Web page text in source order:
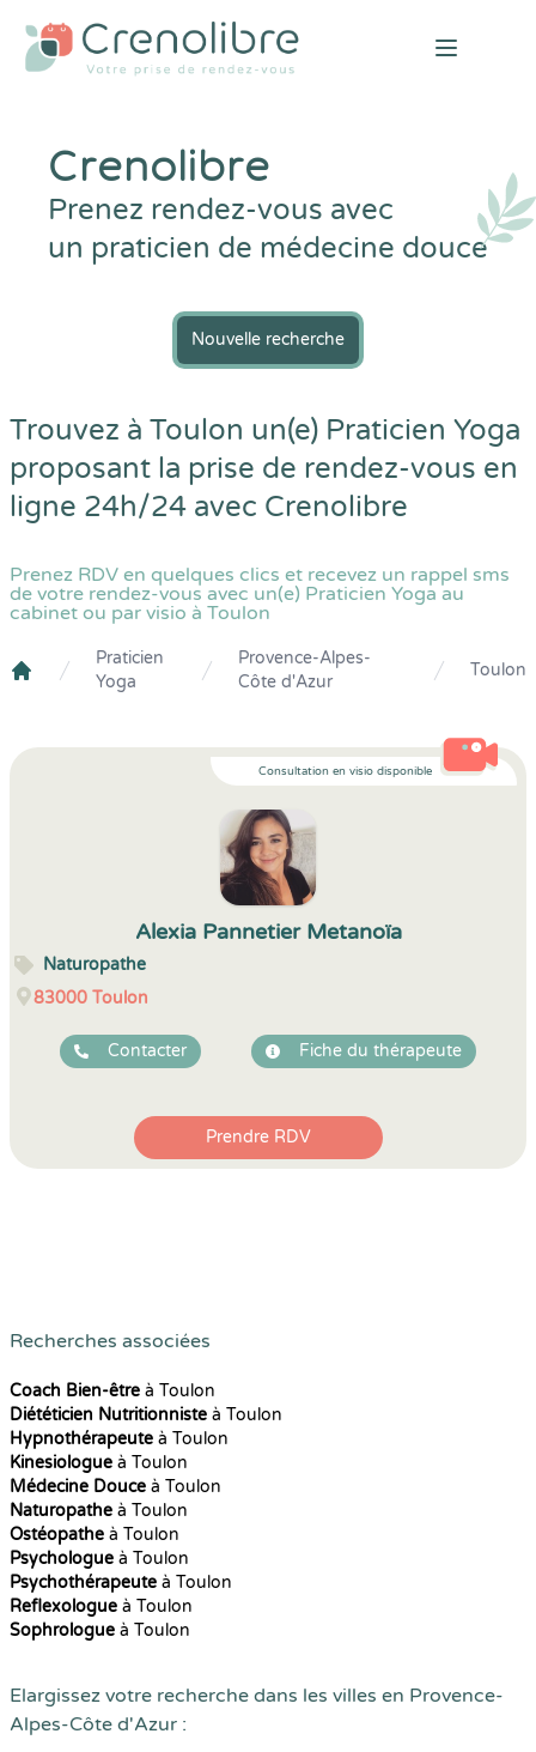
Open
Crenolibre
Prenez rendez-vous avec
un praticien de médecine douce
Nouvelle recherche
Trouvez à Toulon un(e) Praticien Yoga
proposant la prise de rendez-vous en
ligne 24h/24 avec Crenolibre
Prenez RDV en quelques clics et recevez un rappel sms
de votre rendez-vous avec un(e) Praticien Yoga au
cabinet ou par visio à Toulon
Crenolibre
Praticien
Yoga
Provence-Alpes-
Côte d'Azur
Toulon
Consultation en visio disponible
Alexia Pannetier Metanoïa
Naturopathe
83000 Toulon
Contacter Fiche du thérapeute
Prendre RDV
Recherches associées
Coach Bien-être à Toulon
Diététicien Nutritionniste à Toulon
Hypnothérapeute à Toulon
Kinesiologue à Toulon
Médecine Douce à Toulon
Naturopathe à Toulon
Ostéopathe à Toulon
Psychologue à Toulon
Psychothérapeute à Toulon
Reflexologue à Toulon
Sophrologue à Toulon
Elargissez votre recherche dans les villes en Provence-
Alpes-Côte d'Azur :